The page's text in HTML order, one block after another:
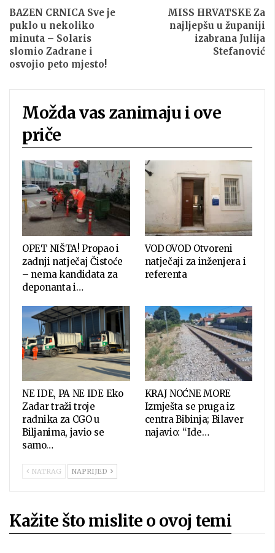
BAZEN CRNICA Sve je
puklo u nekoliko
minuta – Solaris
slomio Zadrane i
osvojio peto mjesto!
MISS HRVATSKE Za
najljepšu u županiji
izabrana Julija
Stefanović
Možda vas zanimaju i ove
priče
OPET NIŠTA! Propao i
zadnji natječaj Čistoće
– nema kandidata za
deponanta i…
VODOVOD Otvoreni
natječaji za inženjera i
referenta
NE IDE, PA NE IDE Eko
Zadar traži troje
radnika za CGO u
Biljanima, javio se
samo…
KRAJ NOĆNE MORE
Izmješta se pruga iz
centra Bibinja; Bilaver
najavio: “Ide…
NATRAG NAPRIJED
Kažite što mislite o ovoj temi